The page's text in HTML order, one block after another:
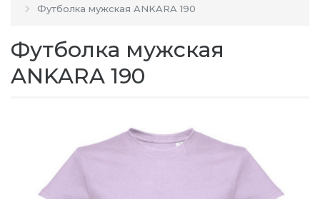
Футболка мужская ANKARA 190
Футболка мужская
ANKARA 190